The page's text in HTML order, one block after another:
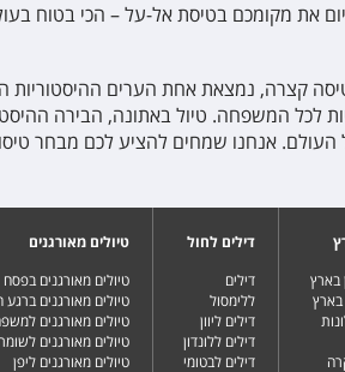
את מקומכם בטיסת אל-על – הכי בטוח
קצרה, נמצאת אחת הערים ההיסטוריות
לכל המשפחה. טיול באתונה, הבירה
אנחנו שמחים להציע לכם מבחר
בארץ
דילים לחול
דילים
ללימסול
דילים ליוון
דילים ללונדון
דילים לבטומי
טיולים מאורגנים
טיולים מאורגנים בפסח
טיולים מאורגנים ברגע
טיולים מאורגנים
טיולים מאורגנים
טיולים מאורגנים ליפן